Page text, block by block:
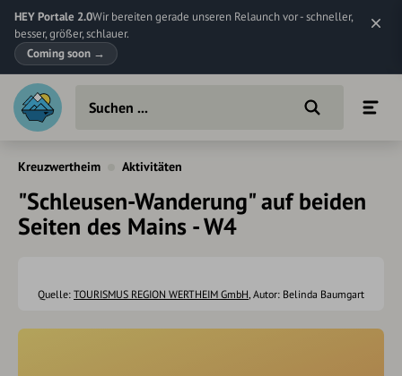
HEY Portale 2.0Wir bereiten gerade unseren Relaunch vor - schneller,
besser, größer, schlauer.
Coming soon →
Kreuzwertheim Aktivitäten
"Schleusen-Wanderung" auf beiden
Seiten des Mains - W4
Quelle: TOURISMUS REGION WERTHEIM GmbH, Autor: Belinda Baumgart